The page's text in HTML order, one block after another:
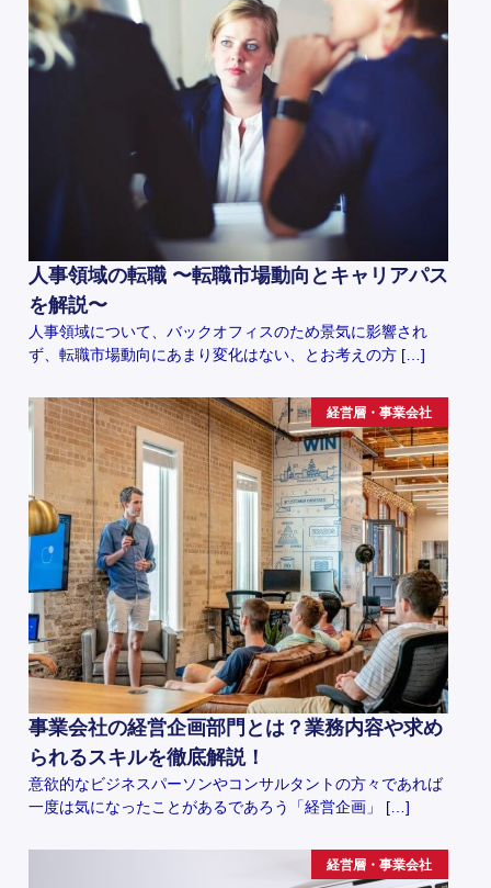
人事領域の転職 〜転職市場動向とキャリアパス
を解説〜
人事領域について、バックオフィスのため景気に影響され
ず、転職市場動向にあまり変化はない、とお考えの方 […]
経営層・事業会社
事業会社の経営企画部門とは？業務内容や求め
られるスキルを徹底解説！
意欲的なビジネスパーソンやコンサルタントの方々であれば
一度は気になったことがあるであろう「経営企画」 […]
経営層・事業会社